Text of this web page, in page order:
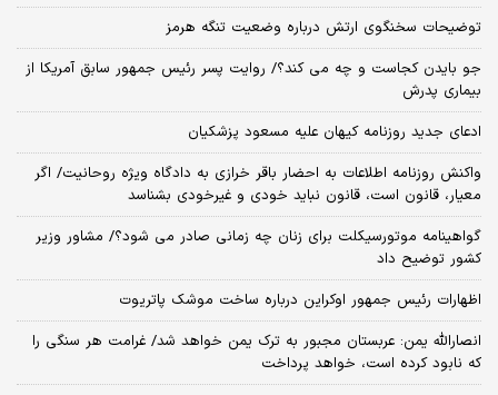
توضیحات سخنگوی ارتش درباره وضعیت تنگه هرمز
جو بایدن کجاست و چه می کند؟/ روایت پسر رئیس جمهور سابق آمریکا از
بیماری پدرش
ادعای جدید روزنامه کیهان علیه مسعود پزشکیان
واکنش روزنامه اطلاعات به احضار باقر خرازی به دادگاه ویژه روحانیت/ اگر
معیار، قانون است، قانون نباید خودی و غیرخودی بشناسد
گواهینامه موتورسیکلت برای زنان چه زمانی صادر می شود؟/ مشاور وزیر
کشور توضیح داد
اظهارات رئیس جمهور اوکراین درباره ساخت موشک پاتریوت
انصارالله یمن: عربستان مجبور به ترک یمن خواهد شد/ غرامت هر سنگی را
که نابود کرده است، خواهد پرداخت